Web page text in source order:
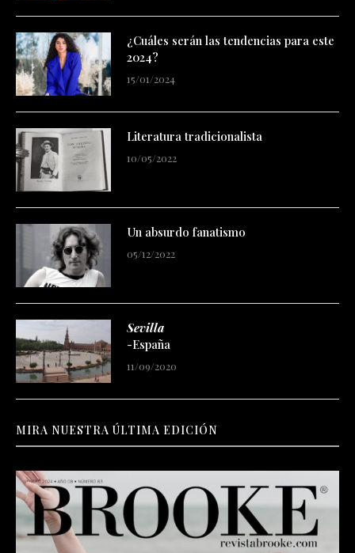
¿Cuáles serán las tendencias para este
2024?
15/01/2024
Literatura tradicionalista
10/05/2022
Un absurdo fanatismo
05/12/2022
Sevilla
-España
11/09/2020
MIRA NUESTRA ÚLTIMA EDICIÓN